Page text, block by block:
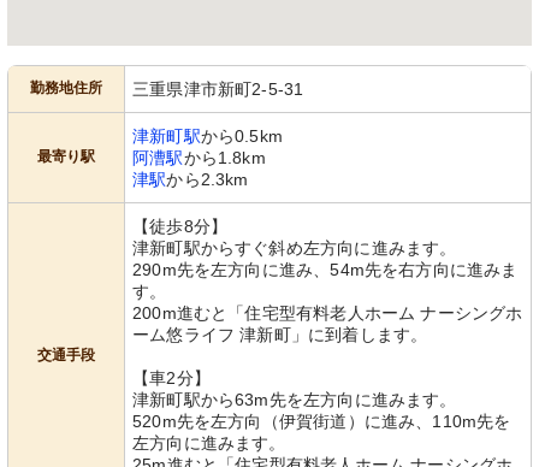
勤務地住所 三重県津市新町2-5-31
最寄り駅
津新町駅から0.5km
阿漕駅から1.8km
津駅から2.3km
交通手段
【徒歩8分】
津新町駅からすぐ斜め左方向に進みます。
290m先を左方向に進み、54m先を右方向に進みま
す。
200m進むと「住宅型有料老人ホーム ナーシングホ
ーム悠ライフ 津新町」に到着します。
【車2分】
津新町駅から63m先を左方向に進みます。
520m先を左方向（伊賀街道）に進み、110m先を
左方向に進みます。